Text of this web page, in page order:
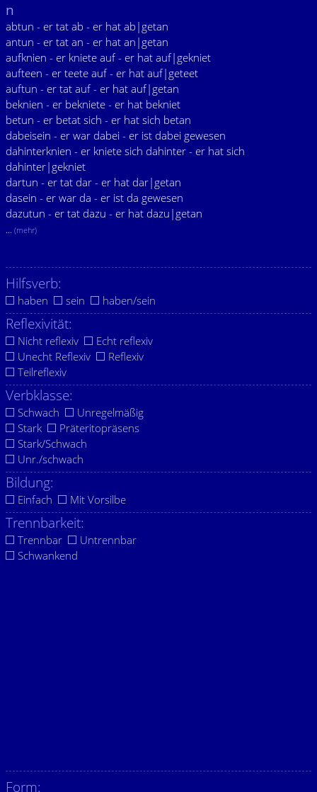
n
abtun - er tat ab - er hat ab|getan
antun - er tat an - er hat an|getan
aufknien - er kniete auf - er hat auf|gekniet
aufteen - er teete auf - er hat auf|geteet
auftun - er tat auf - er hat auf|getan
beknien - er bekniete - er hat bekniet
betun - er betat sich - er hat sich betan
dabeisein - er war dabei - er ist dabei gewesen
dahinterknien - er kniete sich dahinter - er hat sich
dahinter|gekniet
dartun - er tat dar - er hat dar|getan
dasein - er war da - er ist da gewesen
dazutun - er tat dazu - er hat dazu|getan
... (mehr)
Hilfsverb:
haben sein haben/sein
Reflexivität:
Nicht reflexiv
Echt reflexiv
Unecht Reflexiv
Reflexiv
Teilreflexiv
Verbklasse:
Schwach
Unregelmäßig
Stark
Präteritopräsens
Stark/Schwach
Unr./schwach
Bildung:
Einfach Mit Vorsilbe
Trennbarkeit:
Trennbar
Untrennbar
Schwankend
Form: